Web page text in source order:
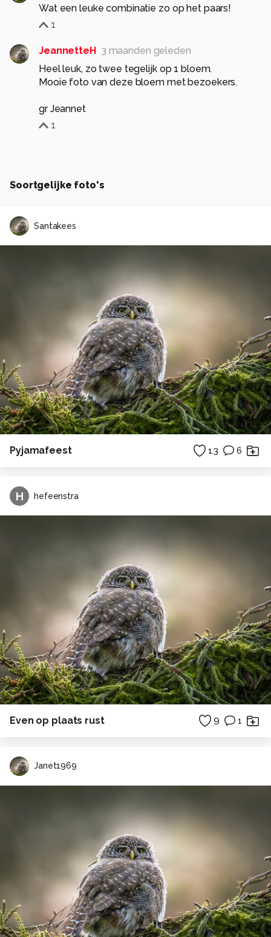
Wat een leuke combinatie zo op het paars!
1
JeannetteH
3 maanden geleden
Heel leuk, zo twee tegelijk op 1 bloem.
Mooie foto van deze bloem met bezoekers.
gr Jeannet
1
Soortgelijke foto's
Santakees
Pyjamafeest 13 6
H hefeenstra
Even op plaats rust 9 1
Janet1969